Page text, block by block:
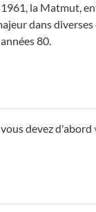
1961, la Matmut,
dans
80.
devez d'abord